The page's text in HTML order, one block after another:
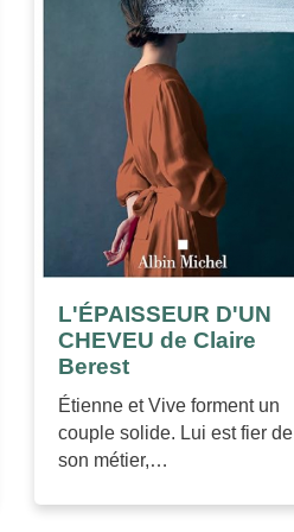
L'ÉPAISSEUR D'UN
CHEVEU de Claire
Berest
Étienne et Vive forment un
couple solide. Lui est fier de
son métier,…